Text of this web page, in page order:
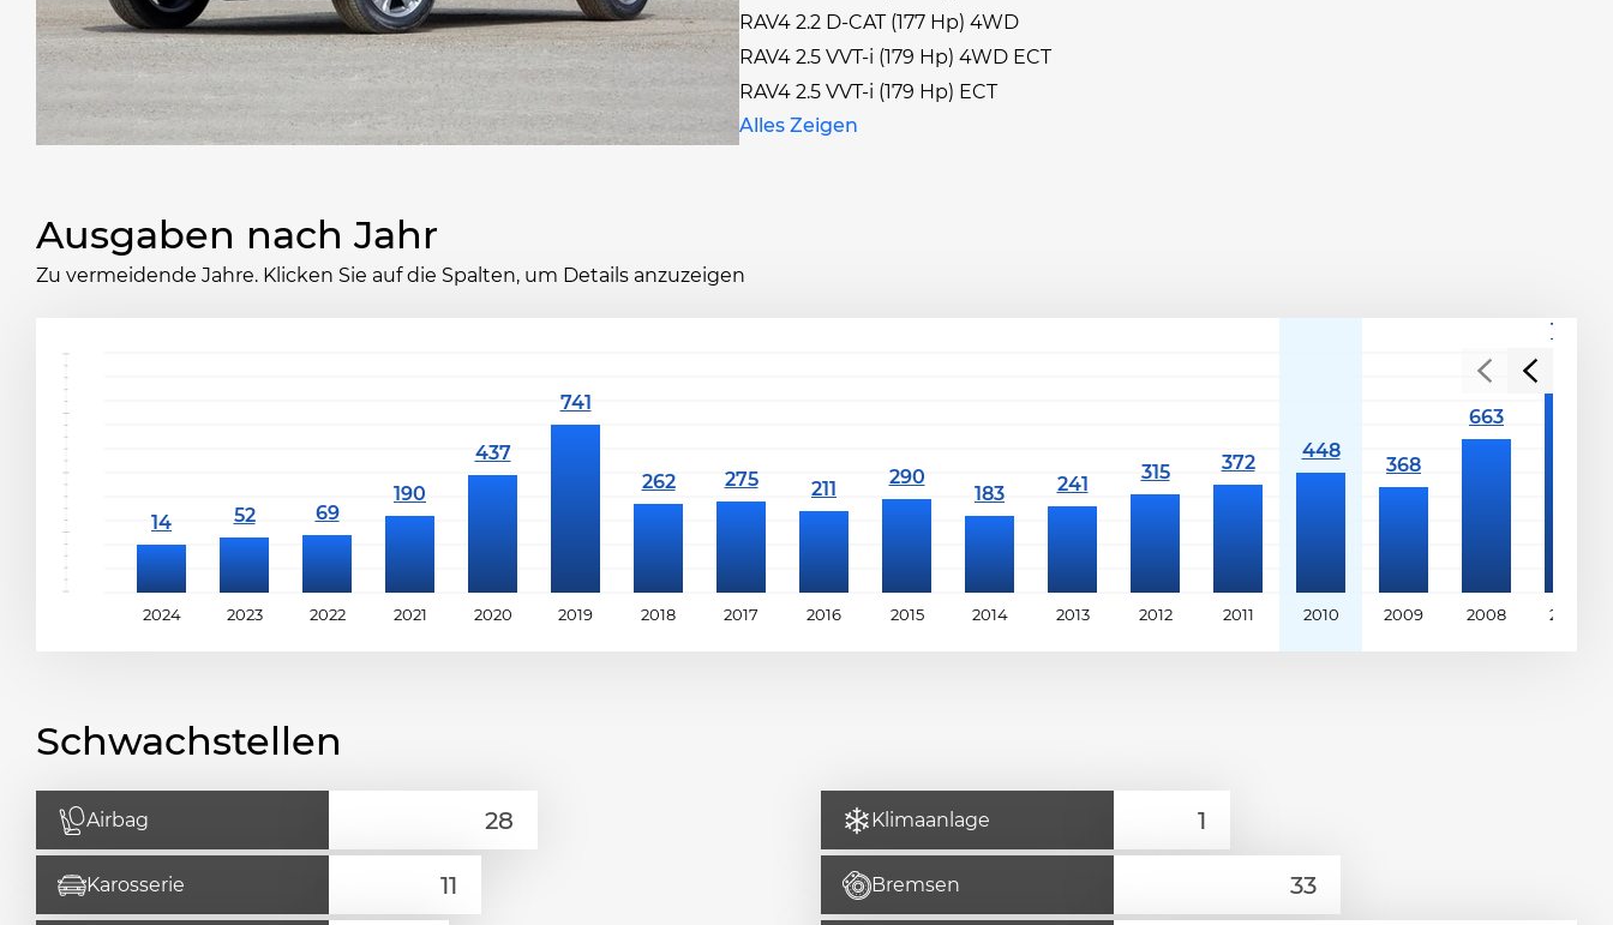
RAV4 2.2 D-CAT (177 Hp) 4WD
RAV4 2.5 VVT-i (179 Hp) 4WD ECT
RAV4 2.5 VVT-i (179 Hp) ECT
Alles Zeigen
Ausgaben nach Jahr
Zu vermeidende Jahre. Klicken Sie auf die Spalten, um Details anzuzeigen
2024 2023 2022 2021 2020 2019 2018 2017 2016 2015 2014 2013 2012 2011 2010 2009 2008 2007
Schwachstellen
Airbag Klimaanlage
Karosserie Bremsen